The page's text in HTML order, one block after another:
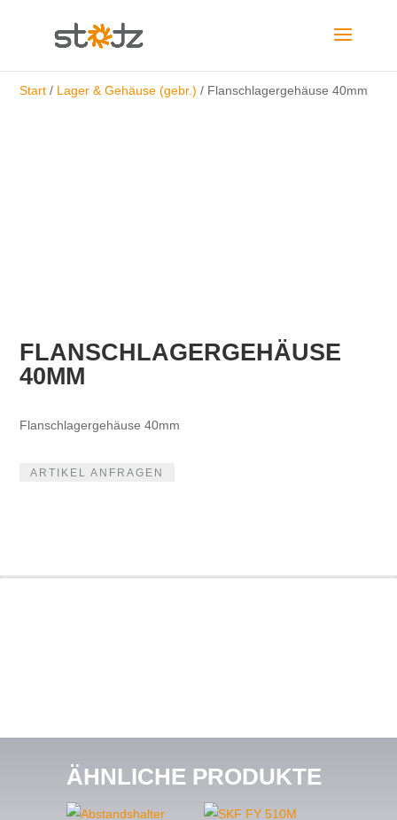
Start / Lager & Gehäuse (gebr.) / Flanschlagergehäuse 40mm
FLANSCHLAGERGEHÄUSE
40MM
Flanschlagergehäuse 40mm
ARTIKEL ANFRAGEN
ÄHNLICHE PRODUKTE